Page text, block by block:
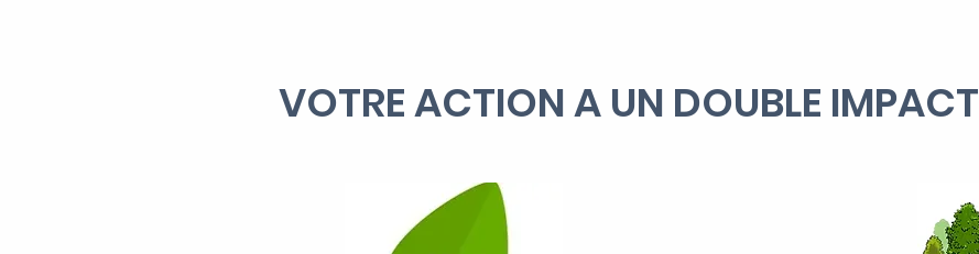
VOTRE ACTION A UN DOUBLE IMPACT